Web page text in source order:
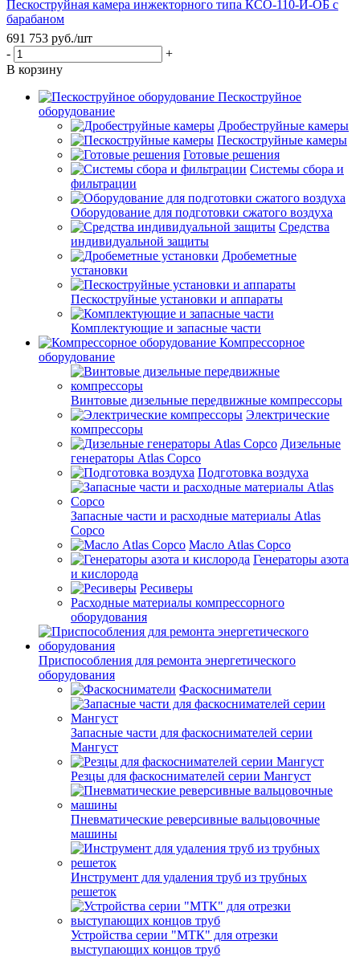
Пескоструйная камера инжекторного типа КСО-110-И-ОБ с
барабаном
691 753 руб./шт
-
+
В корзину
Пескоструйное
оборудование
Дробеструйные камеры
Пескоструйные камеры
Готовые решения
Системы сбора и
фильтрации
Оборудование для подготовки сжатого воздуха
Средства
индивидуальной защиты
Дробеметные
установки
Пескоструйные установки и аппараты
Комплектующие и запасные части
Компрессорное
оборудование
Винтовые дизельные передвижные компрессоры
Электрические
компрессоры
Дизельные
генераторы Atlas Copco
Подготовка воздуха
Запасные части и расходные материалы Atlas
Copco
Масло Atlas Copco
Генераторы азота
и кислорода
Ресиверы
Расходные материалы компрессорного
оборудования
Приспособления для ремонта энергетического
оборудования
Фаскосниматели
Запасные части для фаскоснимателей серии
Мангуст
Резцы для фаскоснимателей серии Мангуст
Пневматические реверсивные вальцовочные
машины
Инструмент для удаления труб из трубных
решеток
Устройства серии "МТК" для отрезки
выступающих концов труб